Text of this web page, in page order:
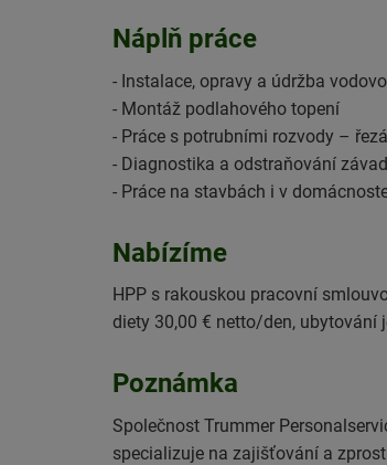
Náplň práce
- Instalace, opravy a údržba
- Montáž podlahového topení
- Práce s potrubními rozvody –
- Diagnostika a odstraňování závad
- Práce na stavbách i v
Nabízíme
HPP s rakouskou pracovní
diety 30,00 € netto/den, ubytování
Poznámka
Společnost Trummer
specializuje na zajišťování a